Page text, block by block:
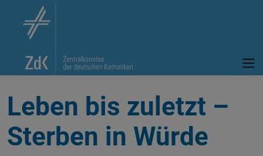
Leben bis zuletzt –
Sterben in Würde